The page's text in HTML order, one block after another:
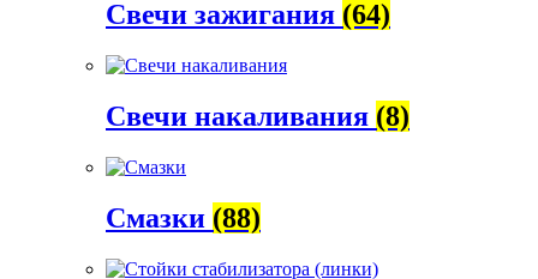
Свечи зажигания (64)
Свечи накаливания (8)
Смазки (88)